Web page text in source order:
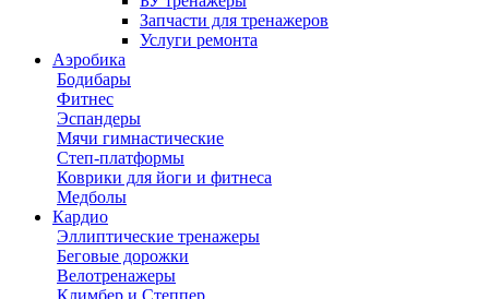
Запчасти для тренажеров
Услуги ремонта
Аэробика
Бодибары
Фитнес
Эспандеры
Мячи гимнастические
Степ-платформы
Коврики для йоги и фитнеса
Медболы
Кардио
Эллиптические тренажеры
Беговые дорожки
Велотренажеры
Климбер и Степпер